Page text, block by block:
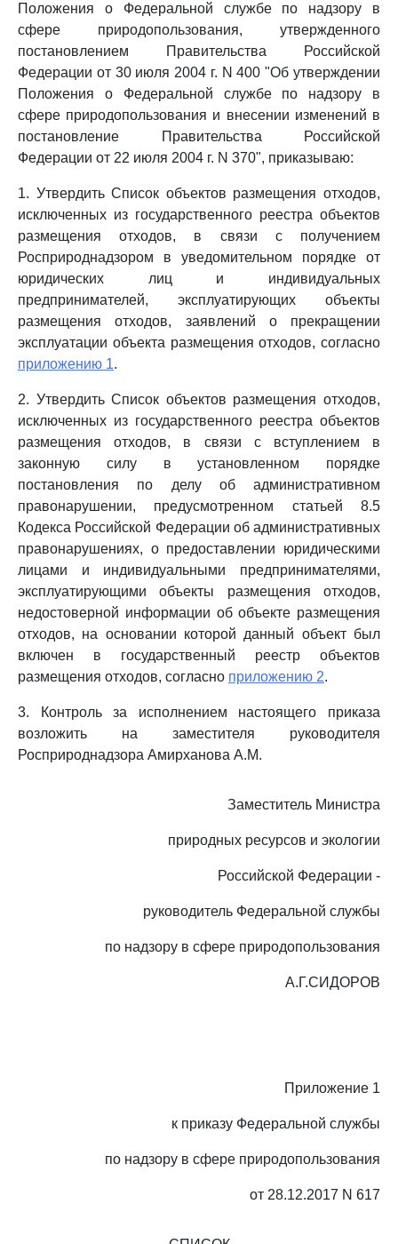
Положения о Федеральной службе по надзору в
сфере природопользования, утвержденного
постановлением Правительства Российской
Федерации от 30 июля 2004 г. N 400 "Об утверждении
Положения о Федеральной службе по надзору в
сфере природопользования и внесении изменений в
постановление Правительства Российской
Федерации от 22 июля 2004 г. N 370", приказываю:
1. Утвердить Список объектов размещения отходов,
исключенных из государственного реестра объектов
размещения отходов, в связи с получением
Росприроднадзором в уведомительном порядке от
юридических лиц и индивидуальных
предпринимателей, эксплуатирующих объекты
размещения отходов, заявлений о прекращении
эксплуатации объекта размещения отходов, согласно
приложению 1.
2. Утвердить Список объектов размещения отходов,
исключенных из государственного реестра объектов
размещения отходов, в связи с вступлением в
законную силу в установленном порядке
постановления по делу об административном
правонарушении, предусмотренном статьей 8.5
Кодекса Российской Федерации об административных
правонарушениях, о предоставлении юридическими
лицами и индивидуальными предпринимателями,
эксплуатирующими объекты размещения отходов,
недостоверной информации об объекте размещения
отходов, на основании которой данный объект был
включен в государственный реестр объектов
размещения отходов, согласно приложению 2.
3. Контроль за исполнением настоящего приказа
возложить на заместителя руководителя
Росприроднадзора Амирханова А.М.
Заместитель Министра
природных ресурсов и экологии
Российской Федерации -
руководитель Федеральной службы
по надзору в сфере природопользования
А.Г.СИДОРОВ
Приложение 1
к приказу Федеральной службы
по надзору в сфере природопользования
от 28.12.2017 N 617